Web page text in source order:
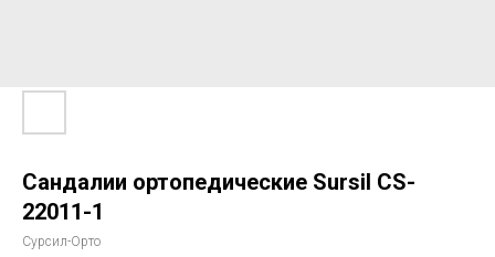
Сандалии ортопедические Sursil CS-
22011-1
Сурсил-Орто